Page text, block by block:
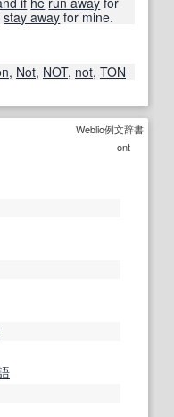
stay away for mine.
, Not, NOT, not, TON
Weblio例文辞書
ont